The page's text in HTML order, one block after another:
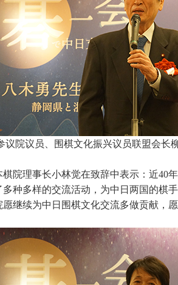
议院议员、围棋文化振兴议员联盟会长
院理事长小林觉在致辞中表示：近40
种多样的交流活动，为中日两国的棋
继续为中日围棋文化交流多做贡献，